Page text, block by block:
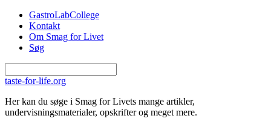
Gå til hovedindhold
GastroLabCollege
Kontakt
Om Smag for Livet
Søg
taste-for-life.org
Her kan du søge i Smag for Livets mange artikler,
undervisningsmaterialer, opskrifter og meget mere.